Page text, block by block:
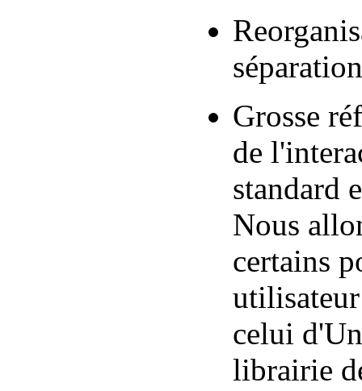
Grosse
de
standard
Nous
certains
celui
librairie